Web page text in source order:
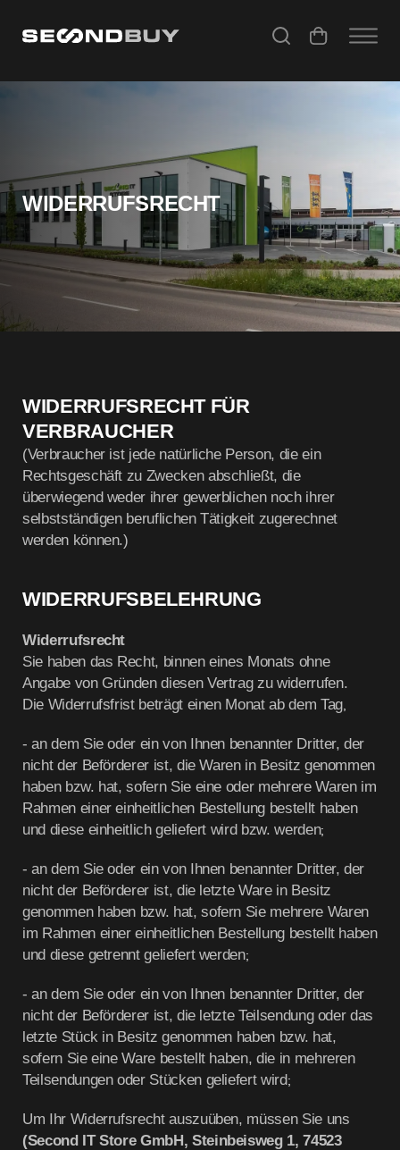
WIDERRUFSRECHT
WIDERRUFSRECHT FÜR
VERBRAUCHER
(Verbraucher ist jede natürliche Person, die ein
Rechtsgeschäft zu Zwecken abschließt, die
überwiegend weder ihrer gewerblichen noch ihrer
selbstständigen beruflichen Tätigkeit zugerechnet
werden können.)
WIDERRUFSBELEHRUNG
Widerrufsrecht
Sie haben das Recht, binnen eines Monats ohne
Angabe von Gründen diesen Vertrag zu widerrufen.
Die Widerrufsfrist beträgt einen Monat ab dem Tag,
- an dem Sie oder ein von Ihnen benannter Dritter, der
nicht der Beförderer ist, die Waren in Besitz genommen
haben bzw. hat, sofern Sie eine oder mehrere Waren im
Rahmen einer einheitlichen Bestellung bestellt haben
und diese einheitlich geliefert wird bzw. werden;
- an dem Sie oder ein von Ihnen benannter Dritter, der
nicht der Beförderer ist, die letzte Ware in Besitz
genommen haben bzw. hat, sofern Sie mehrere Waren
im Rahmen einer einheitlichen Bestellung bestellt haben
und diese getrennt geliefert werden;
- an dem Sie oder ein von Ihnen benannter Dritter, der
nicht der Beförderer ist, die letzte Teilsendung oder das
letzte Stück in Besitz genommen haben bzw. hat,
sofern Sie eine Ware bestellt haben, die in mehreren
Teilsendungen oder Stücken geliefert wird;
Um Ihr Widerrufsrecht auszuüben, müssen Sie uns
(Second IT Store GmbH, Steinbeisweg 1, 74523